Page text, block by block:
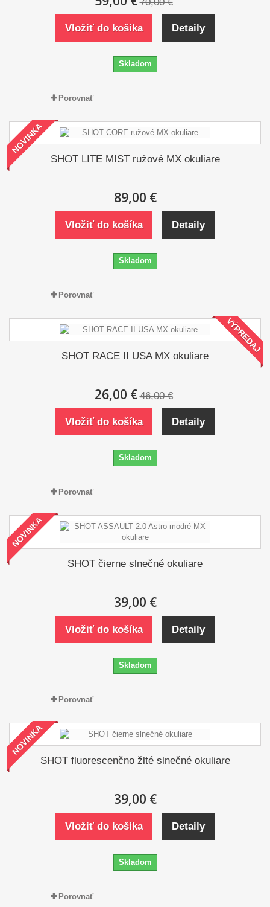
Vložiť do košíka Detaily
Skladom
Porovnať
NOVINKA
SHOT LITE MIST ružové MX okuliare
89,00 €
Vložiť do košíka Detaily
Skladom
Porovnať
VÝPREDAJ
SHOT RACE II USA MX okuliare
26,00 € 46,00 €
Vložiť do košíka Detaily
Skladom
Porovnať
NOVINKA
SHOT čierne slnečné okuliare
39,00 €
Vložiť do košíka Detaily
Skladom
Porovnať
NOVINKA
SHOT fluorescenčno žlté slnečné okuliare
39,00 €
Vložiť do košíka Detaily
Skladom
Porovnať